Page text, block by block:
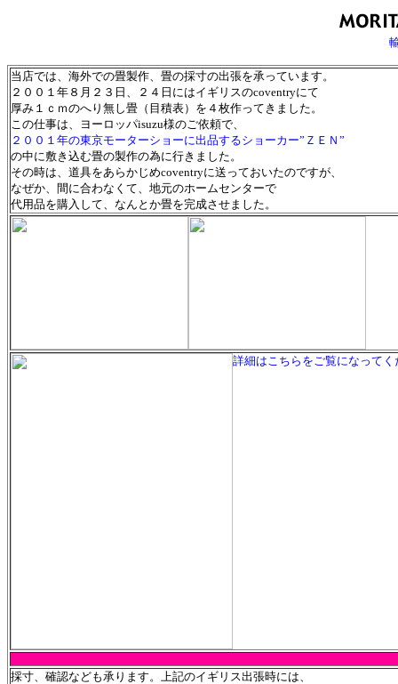
当店では、海外での畳製作、畳の採寸の出張を承っています。
２００１年８月２３日、２４日にはイギリスのcoventryにて
厚み１ｃｍのへり無し畳（目積表）を４枚作ってきました。
この仕事は、ヨーロッパisuzu様のご依頼で、
２００１年の東京モーターショーに出品するショーカー”ＺＥＮ”
の中に敷き込む畳の製作の為に行きました。
その時は、道具をあらかじめcoventryに送っておいたのですが、
なぜか、間に合わなくて、地元のホームセンターで
代用品を購入して、なんとか畳を完成させました。
詳細はこちらをご覧になってく
採寸、確認なども承ります。上記のイギリス出張時には、